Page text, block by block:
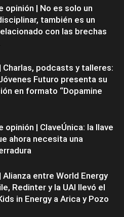
opinión | No es solo un
también es un
con las brechas
Charlas, podcasts y talleres:
Futuro presenta su
en formato “Dopamine
opinión | ClaveÚnica: la llave
ahora necesita una
Alianza entre World Energy
Redinter y la UAI llevó el
in Energy a Arica y Pozo